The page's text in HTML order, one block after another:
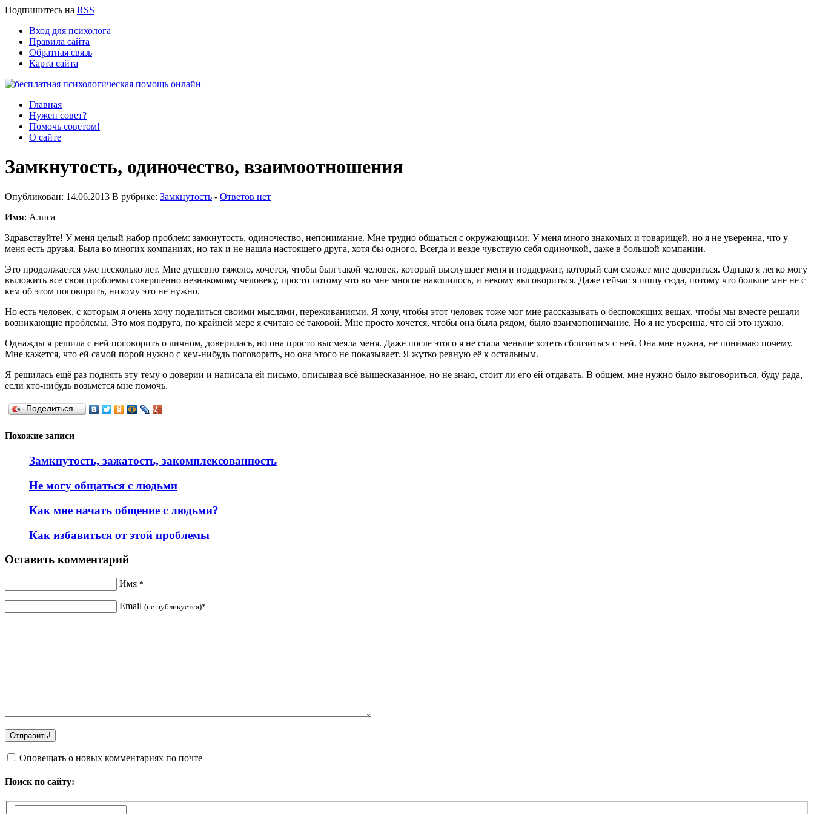
Подпишитесь на RSS
Вход для психолога
Правила сайта
Обратная связь
Карта сайта
Главная
Нужен совет?
Помочь советом!
О сайте
Замкнутость, одиночество, взаимоотношения
Опубликован: 14.06.2013 В рубрике: Замкнутость - Ответов нет
Имя: Алиса
Здравствуйте! У меня целый набор проблем: замкнутость, одиночество, непонимание. Мне трудно общаться с окружающими. У меня много знакомых и товарищей, но я не уверенна, что у
меня есть друзья. Была во многих компаниях, но так и не нашла настоящего друга, хотя бы одного. Всегда и везде чувствую себя одиночкой, даже в большой компании.
Это продолжается уже несколько лет. Мне душевно тяжело, хочется, чтобы был такой человек, который выслушает меня и поддержит, который сам сможет мне довериться. Однако я легко могу
выложить все свои проблемы совершенно незнакомому человеку, просто потому что во мне многое накопилось, и некому выговориться. Даже сейчас я пишу сюда, потому что больше мне не с
кем об этом поговорить, никому это не нужно.
Но есть человек, с которым я очень хочу поделиться своими мыслями, переживаниями. Я хочу, чтобы этот человек тоже мог мне рассказывать о беспокоящих вещах, чтобы мы вместе решали
возникающие проблемы. Это моя подруга, по крайней мере я считаю её таковой. Мне просто хочется, чтобы она была рядом, было взаимопонимание. Но я не уверенна, что ей это нужно.
Однажды я решила с ней поговорить о личном, доверилась, но она просто высмеяла меня. Даже после этого я не стала меньше хотеть сблизиться с ней. Она мне нужна, не понимаю почему.
Мне кажется, что ей самой порой нужно с кем-нибудь поговорить, но она этого не показывает. Я жутко ревную её к остальным.
Я решилась ещё раз поднять эту тему о доверии и написала ей письмо, описывая всё вышесказанное, но не знаю, стоит ли его ей отдавать. В общем, мне нужно было выговориться, буду рада,
если кто-нибудь возьмется мне помочь.
Поделиться…
Похожие записи
Замкнутость, зажатость, закомплексованность
Не могу общаться с людьми
Как мне начать общение с людьми?
Как избавиться от этой проблемы
Оставить комментарий
Имя *
Email (не публикуется)*
Оповещать о новых комментариях по почте
Поиск по сайту: